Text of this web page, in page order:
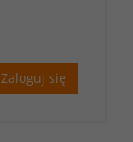
Zaloguj się